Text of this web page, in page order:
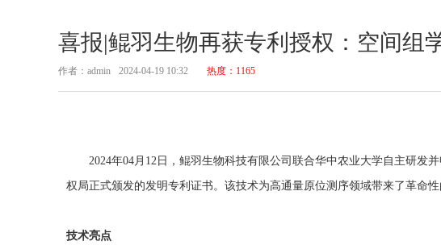
喜报|鲲羽生物再获专利授权：空间组
作者：admin 2024-04-19 10:32 热度：1165
2024年04月 12 日，鲲羽生物科技有限公司联合华中农业大学自主研发
权局正式颁发的发明专利证书。 该技术为高通量原位测序领域带来了革命
技术亮点